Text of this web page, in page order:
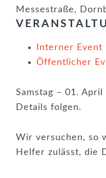
Messestraße,
Interner Event
Öffentlicher
Samstag – 01.
Details folgen.
Wir versuchen, so
Helfer zulässt, die